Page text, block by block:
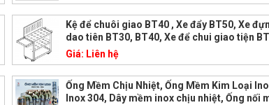
Kệ để chuôi giao BT40 , Xe đẩy BT50, Xe
dao tiên BT30, BT40, Xe để chui giao tiện
Giá: Liên hệ
Ống Mềm Chịu Nhiệt, Ống Mềm Kim Loại
Inox 304, Dây mềm inox chịu nhiệt, Ống nối